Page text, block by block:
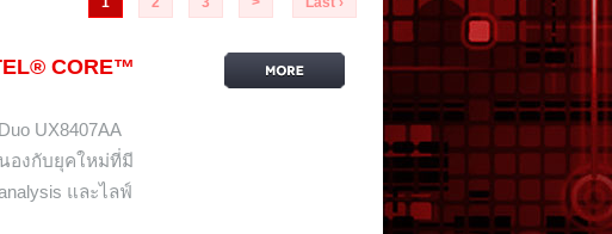
CORE™
UX8407AA
องกับยุคใหม่ที่มี
และไลฟ์